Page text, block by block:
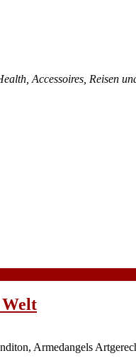
Accessoires, Reisen
Welt
Armedangels